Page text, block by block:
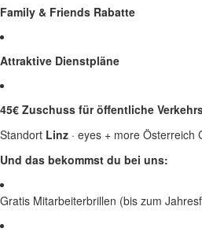
Family & Friends Rabatte
Attraktive Dienstpläne
45€ Zuschuss für öffentliche
Standort Linz · eyes + more Österreich
Und das bekommst du bei uns:
Gratis Mitarbeiterbrillen (bis zum